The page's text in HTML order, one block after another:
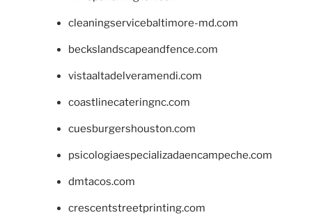
cleaningservicebaltimore-md.com
beckslandscapeandfence.com
vistaaltadelveramendi.com
coastlinecateringnc.com
cuesburgershouston.com
psicologiaespecializadaencampeche.com
dmtacos.com
crescentstreetprinting.com